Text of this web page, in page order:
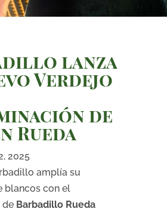
lanza
Verdejo
de
Rueda
2025
amplía su
blancos con el
de Barbadillo Rueda